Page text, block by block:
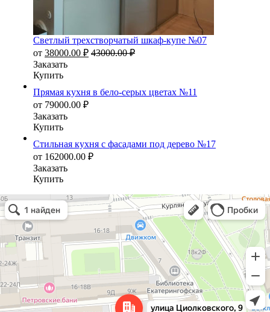
Светлый трехстворчатый шкаф-купе №07
от 38000.00 ₽ 43000.00₽
Заказать
Купить
Прямая кухня в бело-серых цветах №11
от 79000.00 ₽
Заказать
Купить
Стильная кухня с фасадами под дерево №17
от 162000.00 ₽
Заказать
Купить